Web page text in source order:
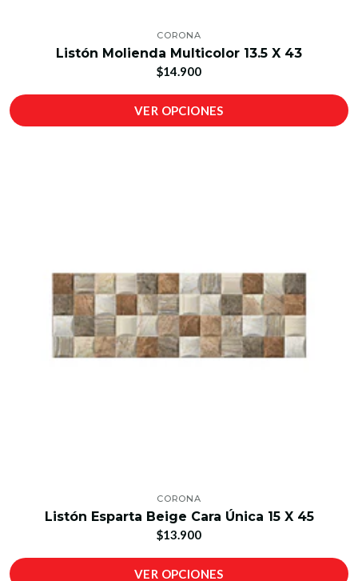
CORONA
Listón Molienda Multicolor 13.5 X 43
$14.900
VER OPCIONES
CORONA
Listón Esparta Beige Cara Única 15 X 45
$13.900
VER OPCIONES